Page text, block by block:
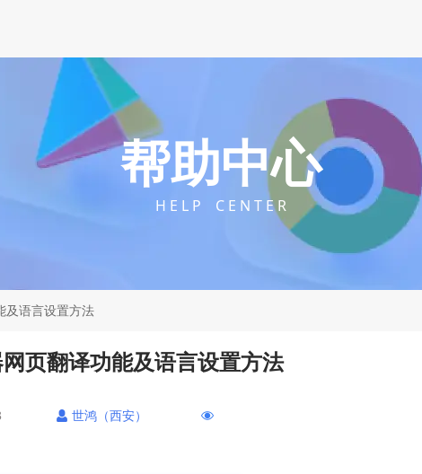
帮助中心
H E L P C E N T E R
及语言设置方法
页翻译功能及语言设置方法
世鸿（西安）